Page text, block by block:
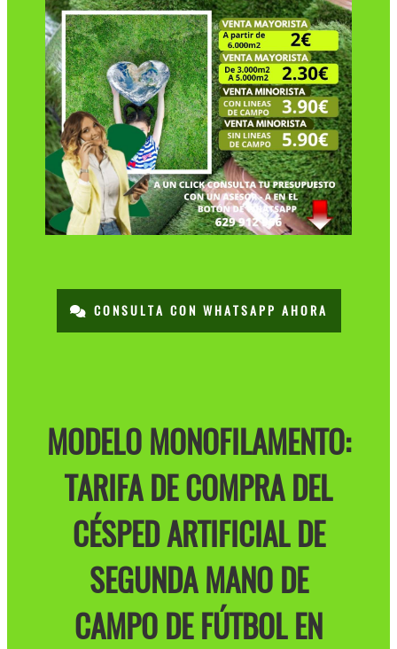
CONSULTA CON WHATSAPP AHORA
MODELO MONOFILAMENTO:
TARIFA DE COMPRA DEL
CÉSPED ARTIFICIAL DE
SEGUNDA MANO DE
CAMPO DE FÚTBOL EN